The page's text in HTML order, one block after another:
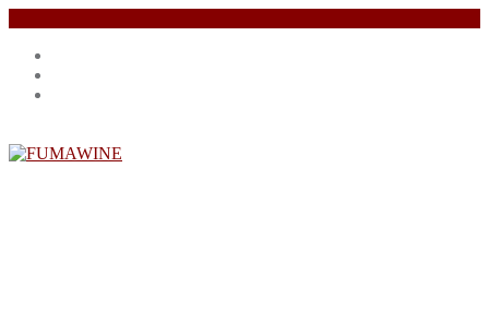
Salta
contenuto